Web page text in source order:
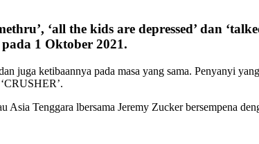
‘all the kids are depressed’ dan
1 Oktober 2021.
juga ketibaannya pada masa yang sama. Penyanyi
Tenggara lbersama Jeremy Zucker bersempena